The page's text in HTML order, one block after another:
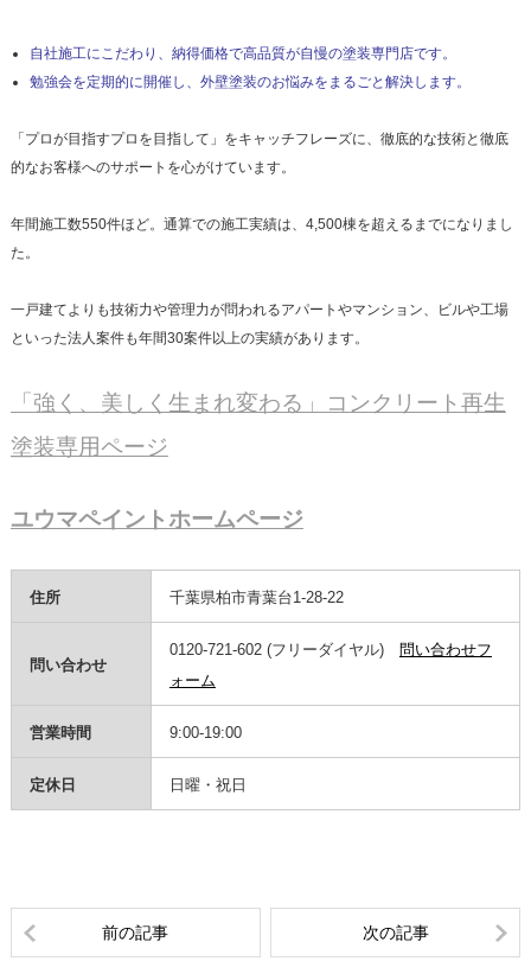
自社施工にこだわり、納得価格で高品質が自慢の塗装専門店です。
勉強会を定期的に開催し、外壁塗装のお悩みをまるごと解決します。
「プロが目指すプロを目指して」をキャッチフレーズに、徹底的な技術と徹底
的なお客様へのサポートを心がけています。
年間施工数550件ほど。通算での施工実績は、4,500棟を超えるまでになりまし
た。
一戸建てよりも技術力や管理力が問われるアパートやマンション、ビルや工場
といった法人案件も年間30案件以上の実績があります。
「強く、美しく生まれ変わる」コンクリート再生
塗装専用ページ
ユウマペイントホームページ
住所 千葉県柏市青葉台1-28-22
問い合わせ
0120-721-602 (フリーダイヤル) 問い合わせフ
ォーム
営業時間 9:00-19:00
定休日 日曜・祝日
前の記事 次の記事